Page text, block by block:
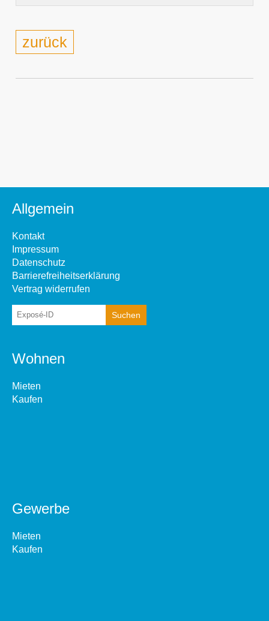
zurück
Allgemein
Kontakt
Impressum
Datenschutz
Barrierefreiheitserklärung
Vertrag widerrufen
Wohnen
Mieten
Kaufen
Gewerbe
Mieten
Kaufen